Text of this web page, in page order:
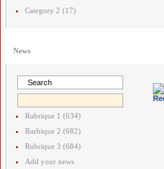
Category 2 (17)
News
Rubrique 1 (634)
Rurbique 2 (682)
Rubrique 3 (684)
Add your news